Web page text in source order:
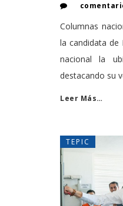
Columnas
la candidata de
nacional la
destacando su
Leer Más…
TEPIC